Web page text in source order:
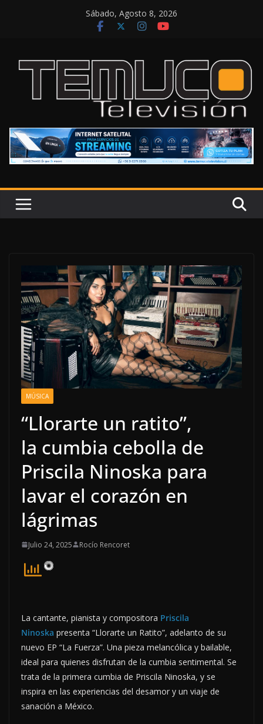
Sábado, Agosto 8, 2026
MÚSICA
“Llorarte un ratito”,
la cumbia cebolla de
Priscila Ninoska para
lavar el corazón en
lágrimas
Julio 24, 2025 Rocío Rencoret
La cantante, pianista y compositora Priscila
Ninoska presenta “Llorarte un Ratito”, adelanto de su
nuevo EP “La Fuerza”. Una pieza melancólica y bailable,
ideal para quienes disfrutan de la cumbia sentimental. Se
trata de la primera cumbia de Priscila Ninoska, y se
inspira en las experiencias del desamor y un viaje de
sanación a México.